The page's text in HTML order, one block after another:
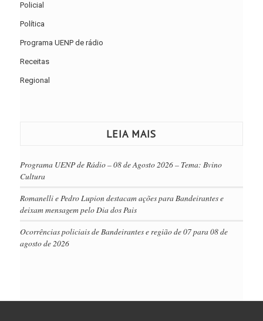
Policial
Política
Programa UENP de rádio
Receitas
Regional
LEIA MAIS
Programa UENP de Rádio – 08 de Agosto 2026 – Tema: Bvino
Cultura
Romanelli e Pedro Lupion destacam ações para Bandeirantes e
deixam mensagem pelo Dia dos Pais
Ocorrências policiais de Bandeirantes e região de 07 para 08 de
agosto de 2026